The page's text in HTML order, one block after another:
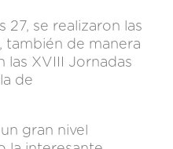
27, se realizaron las
también de manera
las XVIII Jornadas
de
gran nivel